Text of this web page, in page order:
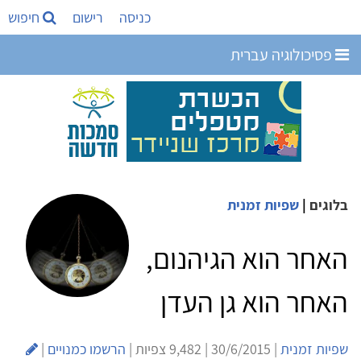
כניסה רישום חיפוש
פסיכולוגיה עברית
בלוגים | שפיות זמנית
האחר הוא הגיהנום,
האחר הוא גן העדן
שפיות זמנית | 30/6/2015 | 9,482 צפיות | הרשמו כמנויים |